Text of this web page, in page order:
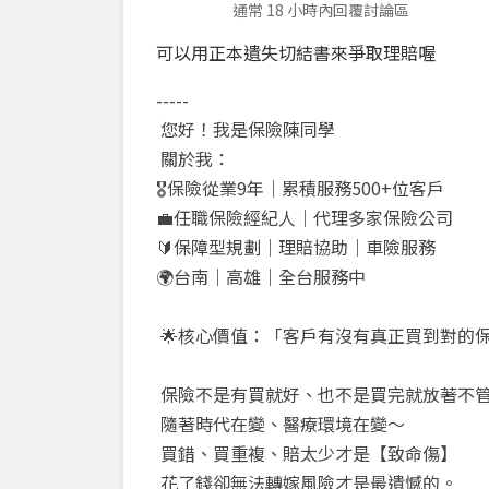
通常 18 小時內回覆討論區
可以用正本遺失切結書來爭取理賠喔
-----
您好！我是保險陳同學
關於我：
🎖️保險從業9年｜累積服務500+位客戶
💼任職保險經紀人｜代理多家保險公司
🔰保障型規劃｜理賠協助｜車險服務
🌍台南｜高雄｜全台服務中
🌟核心價值：「客戶有沒有真正買到對的保
保險不是有買就好、也不是買完就放著不
隨著時代在變、醫療環境在變～
買錯、買重複、賠太少才是【致命傷】
花了錢卻無法轉嫁風險才是最遺憾的。